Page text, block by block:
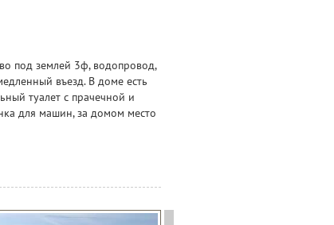
под землей 3ф, водопровод,
въезд. В доме есть
туалет с прачечной и
для машин, за домом место